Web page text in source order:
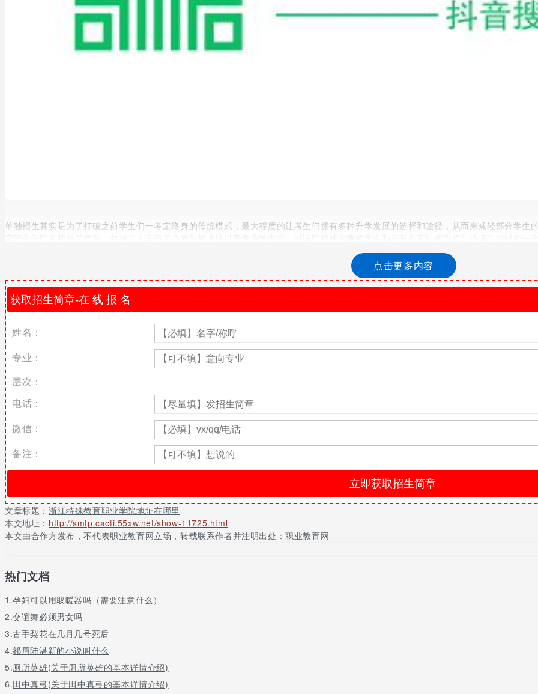
单独招生其实是为了打破之前学生们一考定终身的传统模式，最大程度的让考生们拥有多种升学发展的选择和途径，从而来减轻部分学
浙江特殊教育职业学院地址在哪里
答：浙江省杭州市西湖区留和路527号
浙江特殊教育职业学院专业
序号 招生专业
80
学前教育（师范）
80
特殊教育（手语翻译）
小编知道，也许有些人会觉得某些单招院校和专业都不好，但其实这些学校和专业都是经过教育局批准办学的，学校很好，专业也具有很
家有所帮助，祝各位同学都能考入自己心仪的学校与专业。
以上信息由高职单招网收集和整理，仅供各们学生和家长参考，具体以权威部门公布为准!
点击更多内容
姓名：
专业：
层次：
电话：
微信：
备注：
文章标题： 浙江特殊教育职业学院地址在哪里
本文地址： http://smtp.cacti.55xw.net/show-11725.html
本文由合作方发布，不代表职业教育网立场，转载联系作者并注明出处：职业教育网
热门文档
1.孕妇可以用取暖器吗（需要注意什么）
2.交谊舞必须男女吗
3.古手梨花在几月几号死后
4.祁眉陆湛新的小说叫什么
5.厕所英雄(关于厕所英雄的基本详情介绍)
6.田中真弓(关于田中真弓的基本详情介绍)